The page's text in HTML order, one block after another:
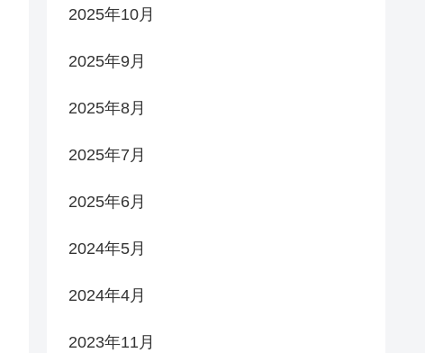
2025年10月
2025年9月
2025年8月
2025年7月
2025年6月
2024年5月
2024年4月
2023年11月